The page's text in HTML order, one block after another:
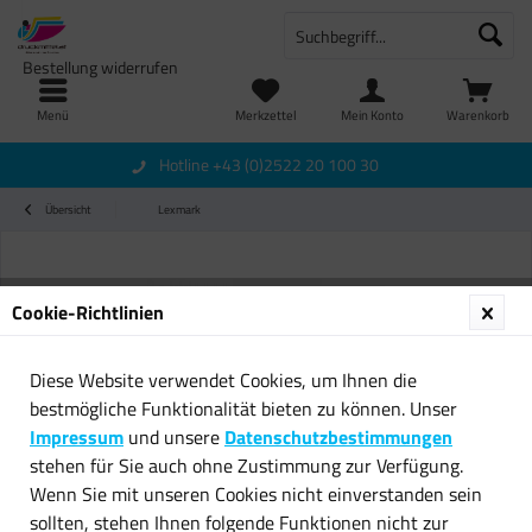
Menü Warenkorb
Merkzettel
Bestellung widerrufen
Mein Konto
Hotline +43 (0)2522 20 100 30
Übersicht Lexmark
Cookie-Richtlinien
Diese Website verwendet Cookies, um Ihnen die
bestmögliche Funktionalität bieten zu können. Unser
Impressum und unsere Datenschutzbestimmungen
stehen für Sie auch ohne Zustimmung zur Verfügung.
Wenn Sie mit unseren Cookies nicht einverstanden sein
sollten, stehen Ihnen folgende Funktionen nicht zur